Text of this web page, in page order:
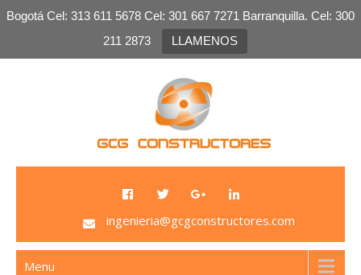
Bogotá Cel: 313 611 5678 Cel: 301 667 7271 Barranquilla. Cel: 300
211 2873
LLAMENOS
GCG Constructores
Venta de Plomo, venta de laminas de plomo, salas
plomadas, sistemas de radio protección
ingenieria@gcgconstructores.com
Menu